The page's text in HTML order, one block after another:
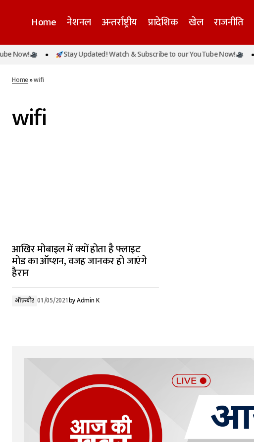
Home नेशनल अन्तर्राष्ट्रीय प्रादेशिक खेल राजनीति
Now! Stay Updated! Watch & Subscribe to our YouTube Now!
Home»wifi
wifi
आखिर मोबाइल में क्यों होता है फ्लाइट
मोड का ऑप्शन, वजह जानकर हो जाएंगे
हैरान
ऑफ़बीट 01/05/2021byAdmin K